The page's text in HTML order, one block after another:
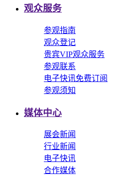
观众服务
参观指南
观众登记
贵宾VIP观众服务
参观联系
电子快讯免费订阅
参观须知
媒体中心
展会新闻
行业新闻
电子快讯
合作媒体